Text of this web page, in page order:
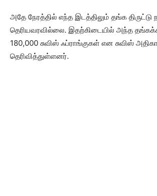
அதே நேரத்தில் எந்த இடத்திலும் தங்க திருட்டு
தெரியவரவில்லை. இதற்கிடையில் அந்த
180,000 சுவிஸ் ஃப்ராங்குகள் என சுவிஸ்
தெரிவித்துள்ளனர்.